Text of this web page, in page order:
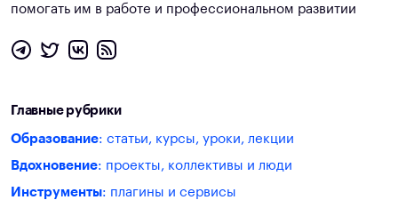
помогать им в работе и профессиональном развитии
Главные рубрики
Образование: статьи, курсы, уроки, лекции
Вдохновение: проекты, коллективы и люди
Инструменты: плагины и сервисы